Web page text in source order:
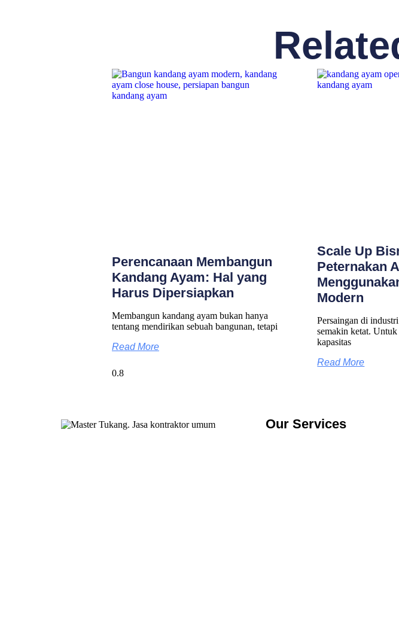
Perencanaan Membangun
Kandang Ayam: Hal yang
Harus Dipersiapkan
Membangun kandang ayam bukan hanya
tentang mendirikan sebuah bangunan, tetapi
Read More
Scale Up
Peternakan
Modern
Persaingan di
semakin ketat.
kapasitas
Read More
Our Services